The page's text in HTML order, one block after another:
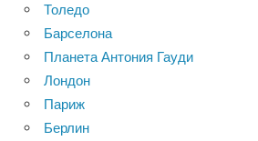
Толедо
Барселона
Планета Антония Гауди
Лондон
Париж
Берлин